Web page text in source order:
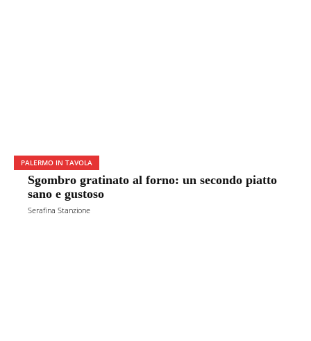
PALERMO IN TAVOLA
Sgombro gratinato al forno: un secondo piatto
sano e gustoso
Serafina Stanzione